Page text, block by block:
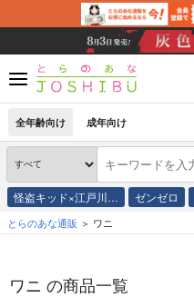
全年齢向け 成年向け
怪盗キッド×江戸川… ゼンゼロ
とらのあな通販 ワニ
ワニ の商品一覧